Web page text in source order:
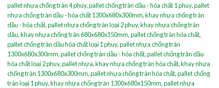
pallet nhựa chống tràn 4 phuy,pallet chống tràn dầu - hóa chất 1 phuy,pallet
nhựa chống tràn dầu - hóa chất 1300x680x300mm,khay nhựa chống tràn
dầu - hóa chất,pallet nhựa chống tràn loại 2 phuy,khay nhựa chống tràn
dầu,khay nhựa chống tràn 680x680x150mm,pallet chống tràn hóa chất,
pallet chống tràn dầu hóa chất loại 1 phuy,pallet nhựa chống tràn
1300x680x300mm,pallet chống tràn dầu - hóa chất,pallet chống tràn dầu
hóa chất loại 2 phuy,pallet nhựa,khay nhựa chống tràn hóa chất,khay nhựa
chống tràn 1300x680x300mm,pallet nhựa chống tràn hóa chất,pallet chống
tràn loại 1 phuy,khay nhựa chống tràn 1300x680x150mm,pallet nhựa